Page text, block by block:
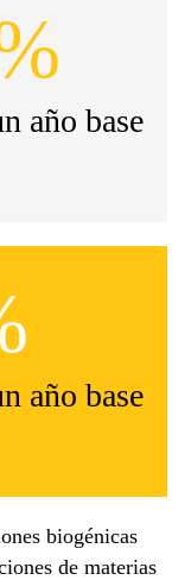
año base
año base
biogénicas
de materias